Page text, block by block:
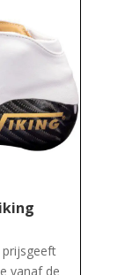
vanaf de